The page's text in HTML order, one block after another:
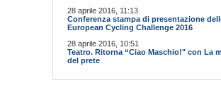
28 aprile 2016, 11:13
Conferenza stampa di presentazione
European Cycling Challenge 2016
28 aprile 2016, 10:51
Teatro. Ritorna “Ciao Maschio!" con La
del prete